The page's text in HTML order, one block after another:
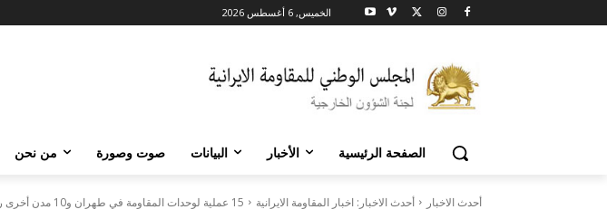
الخميس, 6 أغسطس 2026
الصفحة الرئيسية الأخبار البيانات صوت وصورة من نحن
أحدث الاخبار أحدث الاخبار: اخبار المقاومة الايرانية 15 عملية لوحدات المقاومة في طهران و10 مدن أخرى ردا على الإجراءات...